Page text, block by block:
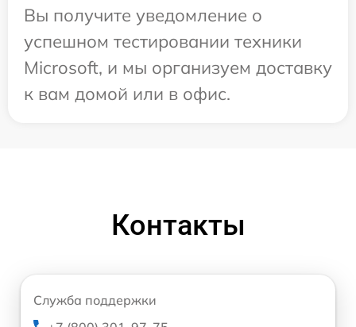
Вы получите уведомление о
успешном тестировании техники
Microsoft, и мы организуем доставку
к вам домой или в офис.
Контакты
Служба поддержки